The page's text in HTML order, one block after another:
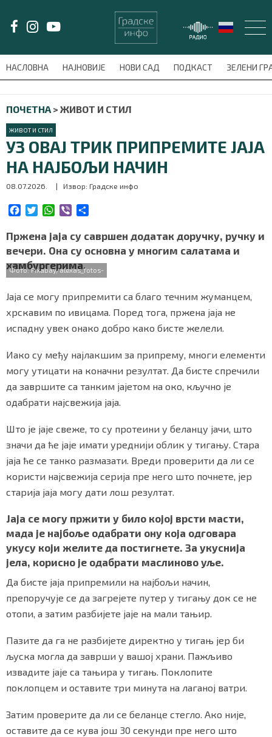
НАСЛОВНА НАЈНОВИЈЕ НОВИ САД ПОДКАСТ ЗЕЛЕНИ
meni'); $this_item = current( wp_filter_object_list(
ПОЧЕТНА > ЖИВОТ И СТИЛ
ЖИВОТ И СТИЛ
УЗ ОВАЈ ТРИК ПРИПРЕМИТЕ ЈАЈА
НА НАЈБОЉИ НАЧИН
08.07.2026. | Извор: Градске инфо
c
e
b
o
k
i
t
t
e
W
a
t
s
A
p
b
e
r
a
r
e
Пржена јаја су савршен додатак доручку, ручку и
вечери. Она су основна у многим салатама и
хамбургерима.
Фото: Pixabay/alexas_fotos-
Јаја се могу припремити са благо течним жуманцем,
хрскавим по ивицама. Поред тога, пржена јаја не
испадну увек онако добро како бисте желели.
Иако су међу најлакшим за припрему, многи елементи
могу утицати на коначни резултат. Да бисте спречили
да завршите са танким јајетом на око, кључно је
одабрати најсвежија јаја.
Што је јаје свеже, то су протеини у беланцу јачи, што
значи да ће јаје имати уреднији облик у тигању. Стара
јаја ће се танко размазати. Вреди проверити да ли се
користи најсвежија серија пре него што почнете, јер
старија јаја могу дати лош резултат.
Јаја се могу пржити у било којој врсти масти,
мада је најбоље одабрати ону која одговара
укусу који желите да постигнете. За укуснија
јела, корисно је одабрати маслиново уље.
Да бисте јаја припремили на најбољи начин,
препоручује се да загрејете путер у тигању док се не
отопи, а затим разбијете јаје на мали тањир.
Пазите да га не разбијете директно у тигањ јер би
љуска могла да заврши у вашој храни. Пажљиво
извадите јаје са тањира у тигањ. Поклопите
поклопцем и оставите три минута на лаганој ватри.
Затим проверите да ли се беланце стегло. Ако није,
оставите да се кува још 30 секунди пре него што
LAT/ЋИР
НАСЛОВНА
НАЈНОВИЈЕ
НОВИ САД
ПОДКАСТ
ВИДЕО
БЛОГ
СРБИЈА
ЖИВОТ И СТИЛ
БИЗНИС
redakcija@gradskeinfo.rs
ПРАТИТЕ НАС
Маркетинг| Услови коришћења|Политика
ПРЕУЗМИТЕ НАШУ АПЛИКАЦИЈУ